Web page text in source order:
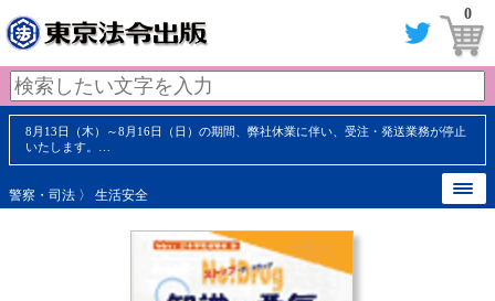
0
8月13日（木）～8月16日（日）の期間、弊社休業に伴い、受注・発送業務が停止
いたします。…
警察・司法 〉 生活安全